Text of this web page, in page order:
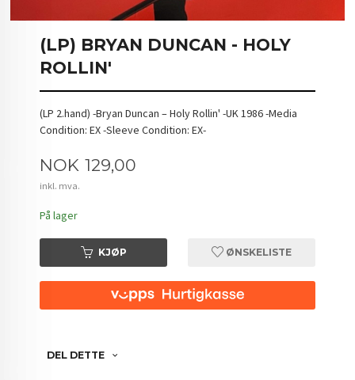
(LP) BRYAN DUNCAN - HOLY
ROLLIN'
(LP 2.hand) -Bryan Duncan – Holy Rollin' -UK 1986 -Media
Condition: EX -Sleeve Condition: EX-
Pris
NOK 129,00
inkl. mva.
På lager
KJØP ØNSKELISTE
DEL DETTE